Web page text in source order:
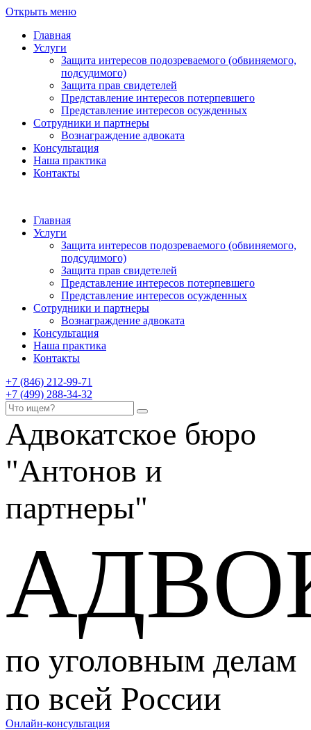
Открыть меню
Главная
Услуги
Защита интересов подозреваемого (обвиняемого,
подсудимого)
Защита прав свидетелей
Представление интересов потерпевшего
Представление интересов осужденных
Сотрудники и партнеры
Вознаграждение адвоката
Консультация
Наша практика
Контакты
Главная
Услуги
Защита интересов подозреваемого (обвиняемого,
подсудимого)
Защита прав свидетелей
Представление интересов потерпевшего
Представление интересов осужденных
Сотрудники и партнеры
Вознаграждение адвоката
Консультация
Наша практика
Контакты
+7 (846) 212-99-71
+7 (499) 288-34-32
Адвокатское бюро
"Антонов и
партнеры"
по уголовным делам
по всей России
Онлайн-консультация